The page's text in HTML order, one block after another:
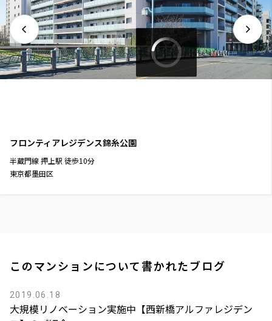
フロンティアレジデンス錦糸公園
半蔵門線 押上駅 徒歩10分
東京都墨田区
このマンションについて書かれたブログ
2019.06.18
大規模リノベーション実施中【西新橋アルファレジデン